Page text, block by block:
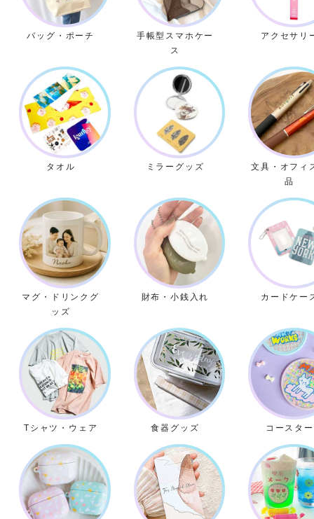
バッグ・ポーチ
手帳型スマホケー
ス
アクセサリ
タオル ミラーグッズ
文具・オフィ
品
マグ・ドリンクグ
ッズ
財布・小銭入れ カードケー
Tシャツ・ウェア 食器グッズ コースター